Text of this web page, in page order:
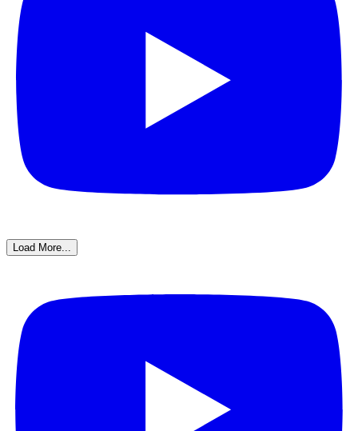
Load More...